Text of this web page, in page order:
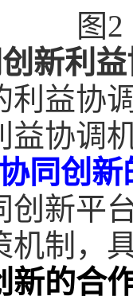
图2
新利
利益协
益协调
同创
创新平
机制，
新的合